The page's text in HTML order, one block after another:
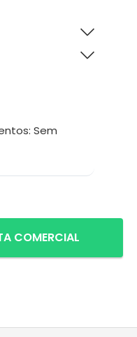
Sem
COMERCIAL